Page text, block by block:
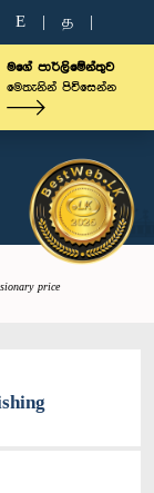
E த
මගේ පාර්ලිමේන්තුව
මෙතැනින් පිවිසෙන්න
price